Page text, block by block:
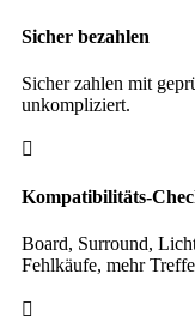
Sicher bezahlen
Sicher zahlen mit
unkompliziert.

Kompatibilitäts-
Board, Surround,
Fehlkäufe, mehr
